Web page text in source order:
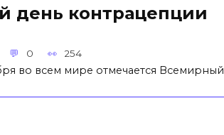
день контрацепции
0 254
во всем мире отмечается Всемирный